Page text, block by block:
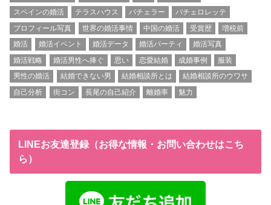
スペインの婚活
テラスハウス バチェラー
バチェロレッテ
プロフィール写真
世界の婚活事情 中国の婚活 受賞歴
増税前
婚活
婚活イベント 婚活データ 婚活パーティ
婚活写真
婚活戦略
婚活男性へ捧ぐ 思い 恋愛結婚 成婚事例
服装
男性の婚活
結婚できない男 結婚相談所とは
結婚相談所のウワサ
自己分析
街コン 長尾の自己紹介 離婚率 魅力
LINEお友達登録（お得な情報・お問い合わせはこち
ら）